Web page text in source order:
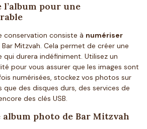
pour une
conservation consiste à numériser
Mitzvah. Cela permet de créer une
qui durera indéfiniment. Utilisez un
pour vous assurer que les images sont
numérisées, stockez vos photos sur
des disques durs, des services de
des clés USB.
album photo de Bar Mitzvah